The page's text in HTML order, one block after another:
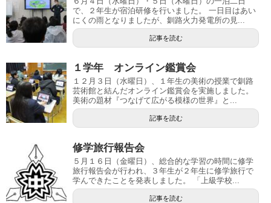
で、２年生が宿泊研修を行いました。 一日目はあい
にくの雨となりましたが、釧路火力発電所の見...
記事を読む
１学年 オンライン鑑賞会
１２月３日（水曜日）、１年生の美術の授業で釧路
芸術館と結んだオンライン鑑賞会を実施しました。
美術の題材『つなげて広がる模様の世界』と...
記事を読む
修学旅行報告会
５月１６日（金曜日）、総合的な学習の時間に修学
旅行報告会が行われ、３年生が２年生に修学旅行で
学んできたことを発表しました。 「上級学校...
記事を読む